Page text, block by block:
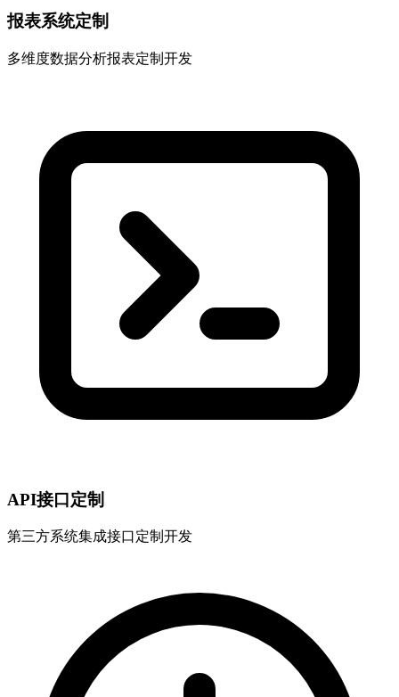
报表系统定制
多维度数据分析报表定制开发
API接口定制
第三方系统集成接口定制开发